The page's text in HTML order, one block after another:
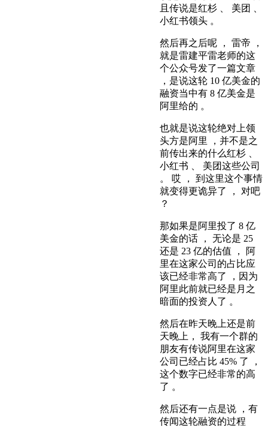
且传说是红杉 、 美团 、
小红书领头 。
然后再之后呢 ， 雷帝 ，
就是雷建平雷老师的这
个公众号发了一篇文章
，是说这轮 10 亿美金的
融资当中有 8 亿美金是
阿里给的 。
也就是说这轮绝对上领
头方是阿里 ，并不是之
前传出来的什么红杉 、
小红书 、 美团这些公司
。 哎 ， 到这里这个事情
就变得更诡异了 ， 对吧
？
那如果是阿里投了 8 亿
美金的话 ， 无论是 25
还是 23 亿的估值 ， 阿
里在这家公司的占比应
该已经非常高了 ，因为
阿里此前就已经是月之
暗面的投资人了 。
然后在昨天晚上还是前
天晚上， 我有一个群的
朋友有传说阿里在这家
公司已经占比 45% 了 ，
这个数字已经非常的高
了 。
然后还有一点是说 ，有
传闻这轮融资的过程